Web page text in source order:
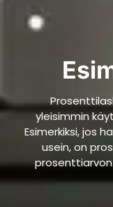
yleisimmin
Esimerkiksi, jos
usein, on